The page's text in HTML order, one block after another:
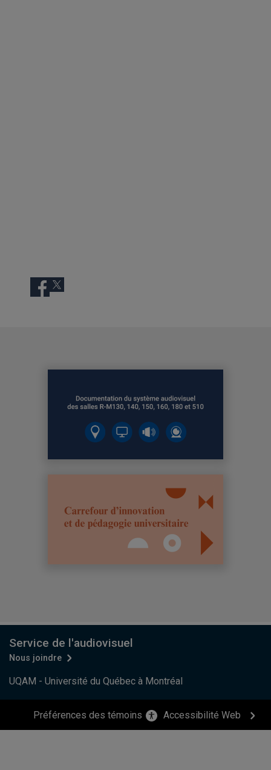
Facebook
Twitter
UQAM - Université du Québec à Montréal
Service de l'audiovisuel
Nous joindre
Préférences des témoins Accessibilité Web